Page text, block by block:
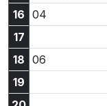
16 04
17
18 06
19